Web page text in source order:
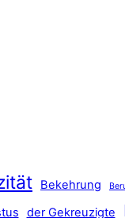
Bekehrung
der Gekreuzigte